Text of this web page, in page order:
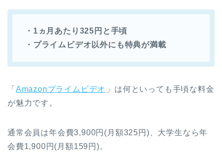
・1ヵ月あたり325円と手頃
・プライムビデオ以外にも特典が満載
「 Amazonプライムビデオ 」は何といっても手頃な料金
が魅力です。
通常会員は年会費3,900円(月額325円)、大学生なら年
会費1,900円(月額159円)。